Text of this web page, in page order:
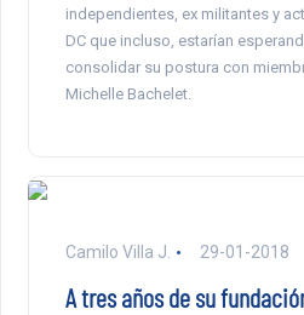
independientes, ex militantes y
DC que incluso, estarían
consolidar su postura con
Michelle Bachelet.
Camilo Villa J. 29-01-2018
A tres años de su